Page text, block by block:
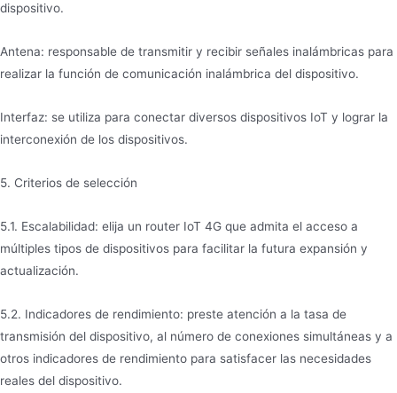
dispositivo.
Antena: responsable de transmitir y recibir señales inalámbricas para
realizar la función de comunicación inalámbrica del dispositivo.
Interfaz: se utiliza para conectar diversos dispositivos IoT y lograr la
interconexión de los dispositivos.
5. Criterios de selección
5.1. Escalabilidad: elija un router IoT 4G que admita el acceso a
múltiples tipos de dispositivos para facilitar la futura expansión y
actualización.
5.2. Indicadores de rendimiento: preste atención a la tasa de
transmisión del dispositivo, al número de conexiones simultáneas y a
otros indicadores de rendimiento para satisfacer las necesidades
reales del dispositivo.